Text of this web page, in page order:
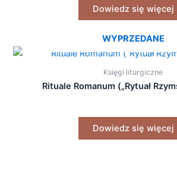
Dowiedz się więcej
WYPRZEDANE
Księgi liturgiczne
Rituale Romanum („Rytuał
Dowiedz się więcej